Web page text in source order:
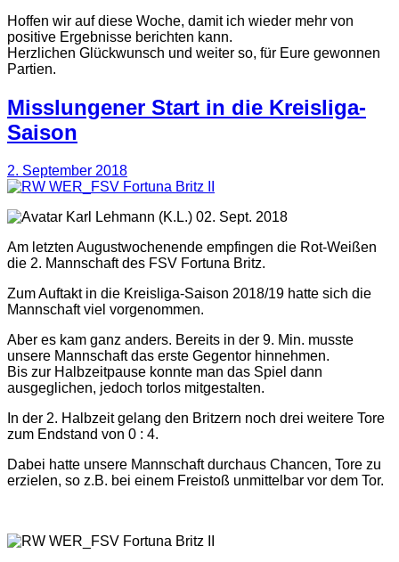
Hoffen wir auf diese Woche, damit ich wieder mehr von
positive Ergebnisse berichten kann.
Herzlichen Glückwunsch und weiter so, für Eure gewonnen
Partien.
Misslungener Start in die Kreisliga-
Saison
2. September 2018
(K.L.) 02. Sept. 2018
Am letzten Augustwochenende empfingen die Rot-Weißen
die 2. Mannschaft des FSV Fortuna Britz.
Zum Auftakt in die Kreisliga-Saison 2018/19 hatte sich die
Mannschaft viel vorgenommen.
Aber es kam ganz anders. Bereits in der 9. Min. musste
unsere Mannschaft das erste Gegentor hinnehmen.
Bis zur Halbzeitpause konnte man das Spiel dann
ausgeglichen, jedoch torlos mitgestalten.
In der 2. Halbzeit gelang den Britzern noch drei weitere Tore
zum Endstand von 0 : 4.
Dabei hatte unsere Mannschaft durchaus Chancen, Tore zu
erzielen, so z.B. bei einem Freistoß unmittelbar vor dem Tor.